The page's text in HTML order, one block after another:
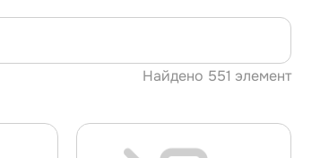
Найдено 551 элемент